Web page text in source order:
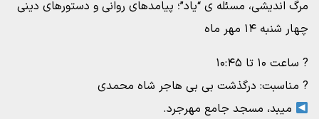
مرگ اندیشی، مسئله ی “یاد”؛ پیامدهای روانی و دستورهای دینی
چهار شنبه ۱۴ مهر ماه
? ساعت ۱۰ تا ۱۰:۴۵
? مناسبت: درگذشت بی بی هاجر شاه محمدی
میبد، مسجد جامع مهرجرد.